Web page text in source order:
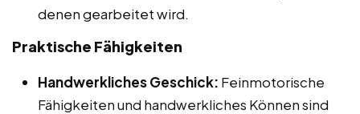
denen gearbeitet wird.
Praktische Fähigkeiten
Handwerkliches Geschick: Feinmotorische
Fähigkeiten und handwerkliches Können sind